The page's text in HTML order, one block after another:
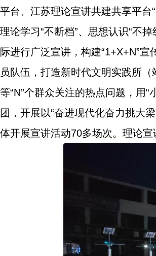
平台、江苏理论宣讲共建共享平
理论学习“不断档”、思想认识“不
际进行广泛宣讲，构建“1+X+N”
员队伍，打造新时代文明实践所
等“N”个群众关注的热点问题，用“
团，开展以“奋进现代化奋力挑大
体开展宣讲活动70多场次。理论